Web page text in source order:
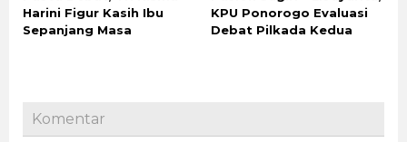
Harini Figur Kasih Ibu
Sepanjang Masa
KPU Ponorogo Evaluasi
Debat Pilkada Kedua
Komentar